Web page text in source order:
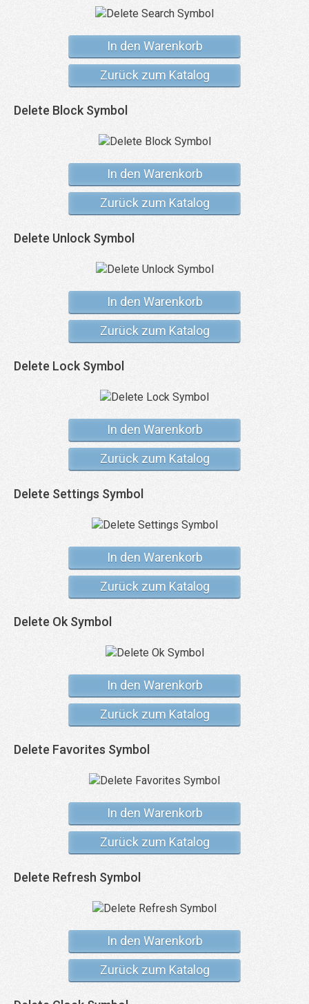
In den Warenkorb
Zurück zum Katalog
Delete Block Symbol
In den Warenkorb
Zurück zum Katalog
Delete Unlock Symbol
In den Warenkorb
Zurück zum Katalog
Delete Lock Symbol
In den Warenkorb
Zurück zum Katalog
Delete Settings Symbol
In den Warenkorb
Zurück zum Katalog
Delete Ok Symbol
In den Warenkorb
Zurück zum Katalog
Delete Favorites Symbol
In den Warenkorb
Zurück zum Katalog
Delete Refresh Symbol
In den Warenkorb
Zurück zum Katalog